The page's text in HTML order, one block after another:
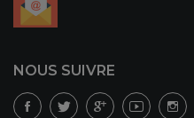
NOUS SUIVRE